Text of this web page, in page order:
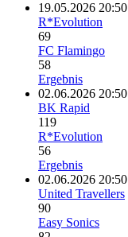
19.05.2026 20:50
R*Evolution
69
FC Flamingo
58
Ergebnis
02.06.2026 20:50
BK Rapid
119
R*Evolution
56
Ergebnis
02.06.2026 20:50
United Travellers
90
Easy Sonics